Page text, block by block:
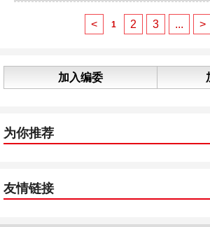
< 1 2 3 ... >
加入编委
为你推荐
友情链接